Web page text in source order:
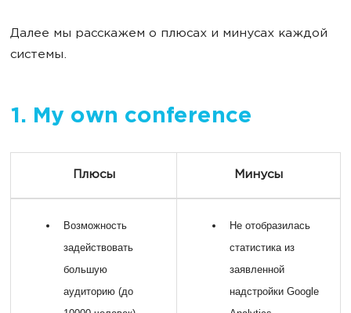
Далее мы расскажем о плюсах и минусах каждой
системы.
1. My own conference
Плюсы Минусы
Возможность
задействовать
большую
аудиторию (до
Не отобразилась
статистика из
заявленной
надстройки Google